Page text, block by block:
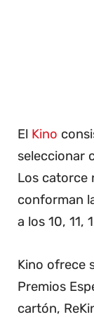
El Kino
seleccionar
Los catorce
conforman
a los 10, 11,
Kino ofrece
Premios
cartón,